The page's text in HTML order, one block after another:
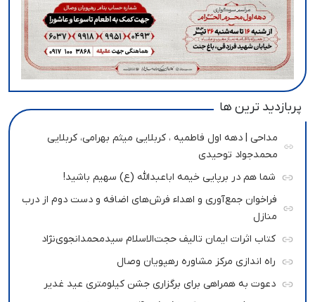
پربازدید ترین ها
مداحی | دهه اول فاطمیه ، کربلایی میثم بهرامی، کربلایی
محمدجواد توحیدی
شما هم در برپایی خیمه اباعبدالله (ع) سهیم باشید!
فراخوان جمع‌آوری و اهداء فرش‌های اضافه و دست دوم از درب
منازل
کتاب اثرات ایمان تالیف حجت‌الاسلام سیدمحمدانجوی‌نژاد
راه اندازی مرکز مشاوره رهپویان وصال
دعوت به همراهی برای برگزاری جشن کیلومتری عید غدیر